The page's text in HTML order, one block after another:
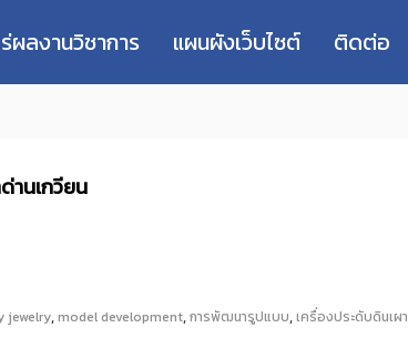
ผลงานวิชาการ แผนผังเว็บไซต์ ติดต่อ
านเกวียน
jewelry,model development,การพัฒนารูปแบบ,เครื่องประดับดินเผา